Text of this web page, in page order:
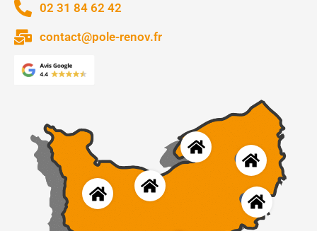
02 31 84 62 42
contact@pole-renov.fr